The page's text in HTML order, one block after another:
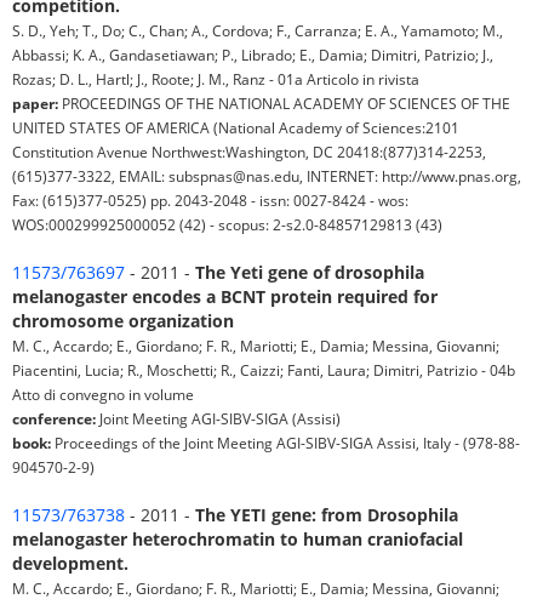
competition.
S. D., Yeh; T., Do; C., Chan; A., Cordova; F., Carranza; E. A., Yamamoto; M.,
Abbassi; K. A., Gandasetiawan; P., Librado; E., Damia; Dimitri, Patrizio; J.,
Rozas; D. L., Hartl; J., Roote; J. M., Ranz - 01a Articolo in rivista
paper: PROCEEDINGS OF THE NATIONAL ACADEMY OF SCIENCES OF THE
UNITED STATES OF AMERICA (National Academy of Sciences:2101
Constitution Avenue Northwest:Washington, DC 20418:(877)314-2253,
(615)377-3322, EMAIL: subspnas@nas.edu, INTERNET: http://www.pnas.org,
Fax: (615)377-0525) pp. 2043-2048 - issn: 0027-8424 - wos:
WOS:000299925000052 (42) - scopus: 2-s2.0-84857129813 (43)
11573/763697 - 2011 - The Yeti gene of drosophila
melanogaster encodes a BCNT protein required for
chromosome organization
M. C., Accardo; E., Giordano; F. R., Mariotti; E., Damia; Messina, Giovanni;
Piacentini, Lucia; R., Moschetti; R., Caizzi; Fanti, Laura; Dimitri, Patrizio - 04b
Atto di convegno in volume
conference: Joint Meeting AGI-SIBV-SIGA (Assisi)
book: Proceedings of the Joint Meeting AGI-SIBV-SIGA Assisi, Italy - (978-88-
904570-2-9)
11573/763738 - 2011 - The YETI gene: from Drosophila
melanogaster heterochromatin to human craniofacial
development.
M. C., Accardo; E., Giordano; F. R., Mariotti; E., Damia; Messina, Giovanni;